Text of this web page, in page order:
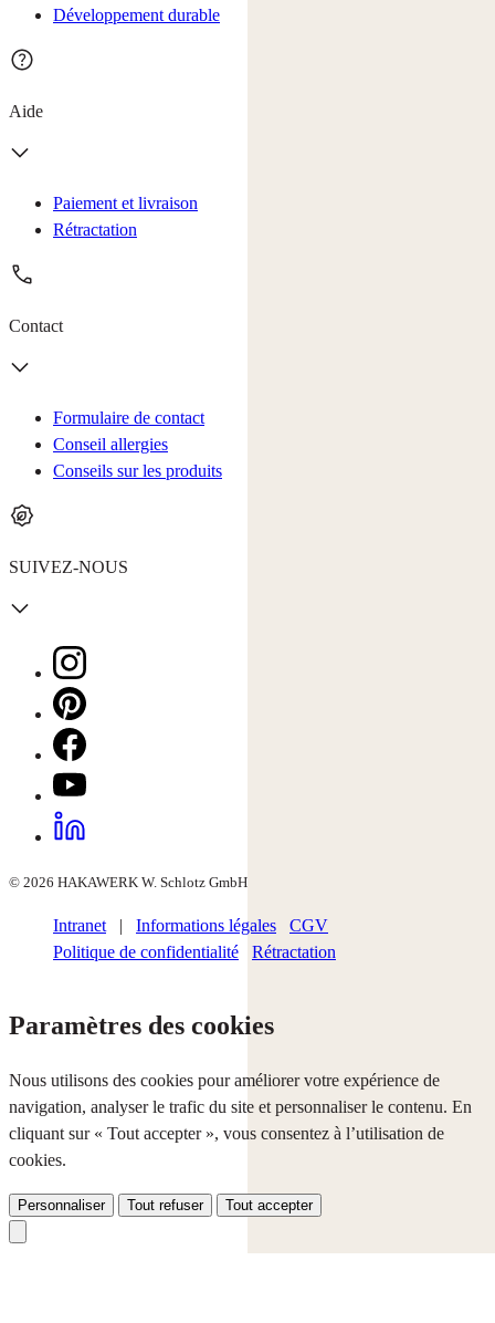
Développement durable
Aide
Paiement et livraison
Rétractation
Contact
Formulaire de contact
Conseil allergies
Conseils sur les produits
SUIVEZ-NOUS
© 2026 HAKAWERK W. Schlotz GmbH
Intranet | Informations légales
CGV
Politique de confidentialité
Rétractation
Paramètres des cookies
Nous utilisons des cookies pour améliorer votre expérience de
navigation, analyser le trafic du site et personnaliser le contenu. En
cliquant sur « Tout accepter », vous consentez à l’utilisation de
cookies.
Personnaliser Tout refuser Tout accepter